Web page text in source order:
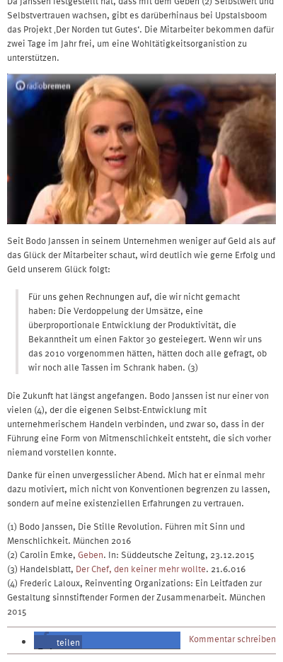
Selbstvertrauen wachsen, gibt es darüberhinaus bei Upstalsboom
das Projekt ‚Der Norden tut Gutes‘. Die Mitarbeiter bekommen dafür
zwei Tage im Jahr frei, um eine Wohltätigkeitsorganistion zu
unterstützen.
Seit Bodo Janssen in seinem Unternehmen weniger auf Geld als auf
das Glück der Mitarbeiter schaut, wird deutlich wie gerne Erfolg und
Geld unserem Glück folgt:
Für uns gehen Rechnungen auf, die wir nicht gemacht
haben: Die Verdoppelung der Umsätze, eine
überproportionale Entwicklung der Produktivität, die
Bekanntheit um einen Faktor 30 gesteiegert. Wenn wir uns
das 2010 vorgenommen hätten, hätten doch alle gefragt, ob
wir noch alle Tassen im Schrank haben. (3)
Die Zukunft hat längst angefangen. Bodo Janssen ist nur einer von
vielen (4), der die eigenen Selbst-Entwicklung mit
unternehmerischem Handeln verbinden, und zwar so, dass in der
Führung eine Form von Mitmenschlichkeit entsteht, die sich vorher
niemand vorstellen konnte.
Danke für einen unvergesslicher Abend. Mich hat er einmal mehr
dazu motiviert, mich nicht von Konventionen begrenzen zu lassen,
sondern auf meine existenziellen Erfahrungen zu vertrauen.
(1) Bodo Janssen, Die Stille Revolution. Führen mit Sinn und
Menschlichkeit. München 2016
(2) Carolin Emke, Geben. In: Süddeutsche Zeitung, 23.12.2015
(3) Handelsblatt, Der Chef, den keiner mehr wollte. 21.6.016
(4) Frederic Laloux, Reinventing Organizations: Ein Leitfaden zur
Gestaltung sinnstiftender Formen der Zusammenarbeit. München
2015
teilen
Kommentar schreiben